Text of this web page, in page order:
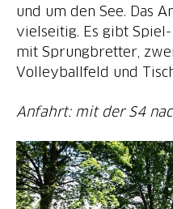
und um den See. Das
vielseitig. Es gibt
mit Sprungbretter,
Volleyballfeld und
Anfahrt: mit der S4